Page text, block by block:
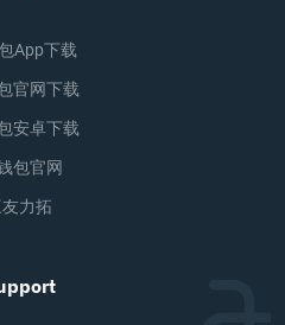
app下载
官网下载
安卓下载
包官网
力拓